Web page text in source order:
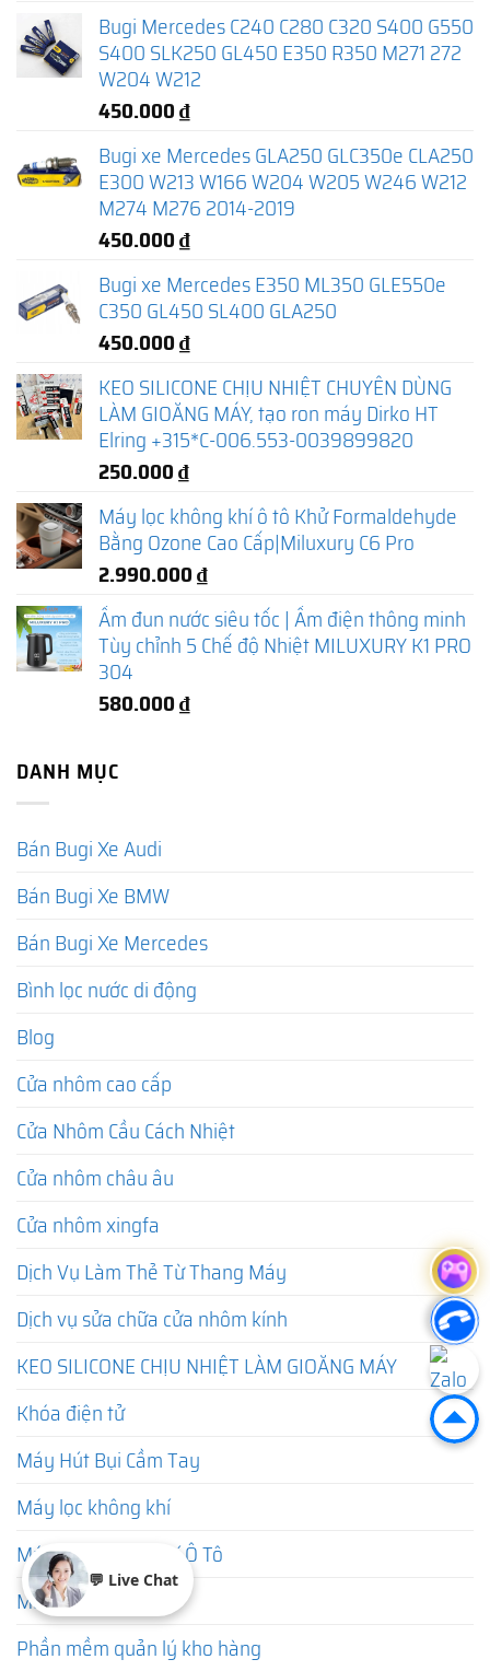
Bugi Mercedes C240 C280 C320 S400 G550
S400 SLK250 GL450 E350 R350 M271 272
W204 W212
450.000₫
Bugi xe Mercedes GLA250 GLC350e CLA250
E300 W213 W166 W204 W205 W246 W212
M274 M276 2014-2019
450.000₫
Bugi xe Mercedes E350 ML350 GLE550e
C350 GL450 SL400 GLA250
450.000₫
KEO SILICONE CHỊU NHIỆT CHUYÊN DÙNG
LÀM GIOĂNG MÁY, tạo ron máy Dirko HT
Elring +315*C-006.553-0039899820
250.000₫
Máy lọc không khí ô tô Khử Formaldehyde
Bằng Ozone Cao Cấp|Miluxury C6 Pro
2.990.000₫
Ấm đun nước siêu tốc | Ấm điện thông minh
Tùy chỉnh 5 Chế độ Nhiệt MILUXURY K1 PRO
304
580.000₫
DANH MỤC
Bán Bugi Xe Audi
Bán Bugi Xe BMW
Bán Bugi Xe Mercedes
Bình lọc nước di động
Blog
Cửa nhôm cao cấp
Cửa Nhôm Cầu Cách Nhiệt
Cửa nhôm châu âu
Cửa nhôm xingfa
Dịch Vụ Làm Thẻ Từ Thang Máy
Dịch vụ sửa chữa cửa nhôm kính
KEO SILICONE CHỊU NHIỆT LÀM GIOĂNG MÁY
Khóa điện tử
Máy Hút Bụi Cầm Tay
Máy lọc không khí
Máy Lọc Không Khí Ô Tô
Máy sưởi mini
Phần mềm quản lý kho hàng
💬 Live Chat